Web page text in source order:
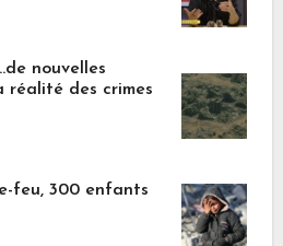
nouvelles
des crimes
feu, 300 enfants